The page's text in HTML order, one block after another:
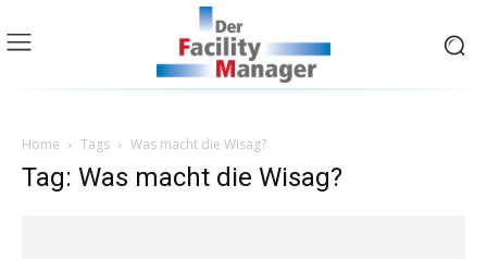
Home Tags Was macht die Wisag?
Tag: Was macht die Wisag?